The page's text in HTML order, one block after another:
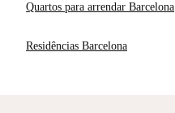
Quartos para arrendar Barcelona
Residências Barcelona